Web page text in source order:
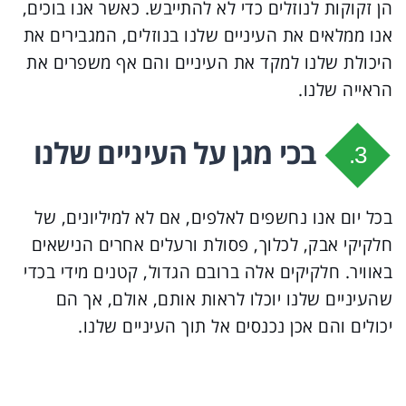
הן זקוקות לנוזלים כדי לא להתייבש. כאשר אנו בוכים,
אנו ממלאים את העיניים שלנו בנוזלים, המגבירים את
היכולת שלנו למקד את העיניים והם אף משפרים את
הראייה שלנו.
3. בכי מגן על העיניים שלנו
בכל יום אנו נחשפים לאלפים, אם לא למיליונים, של
חלקיקי אבק, לכלוך, פסולת ורעלים אחרים הנישאים
באוויר. חלקיקים אלה ברובם הגדול, קטנים מידי בכדי
שהעיניים שלנו יוכלו לראות אותם, אולם, אך הם
יכולים והם אכן נכנסים אל תוך העיניים שלנו.